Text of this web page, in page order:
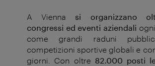
A Vienna si organizzano
congressi ed eventi aziendali
come grandi raduni
competizioni sportive globali e
giorni. Con oltre 82.000 posti